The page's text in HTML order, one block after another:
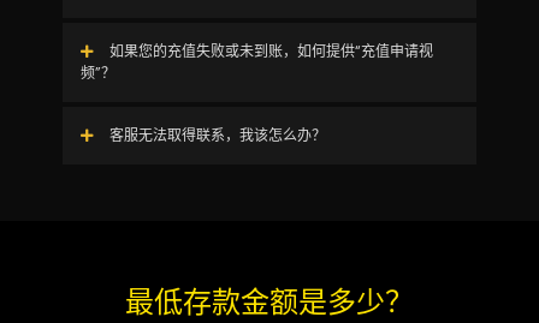
如果您的充值失败或未到账，如何提供“充值申请视
频”？
客服无法取得联系，我该怎么办？
最低存款金额是多少？